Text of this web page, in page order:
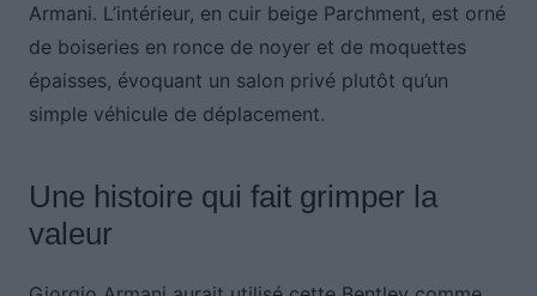
Armani. L’intérieur, en cuir beige Parchment, est orné
de boiseries en ronce de noyer et de moquettes
épaisses, évoquant un salon privé plutôt qu’un
simple véhicule de déplacement.
Une histoire qui fait grimper la
valeur